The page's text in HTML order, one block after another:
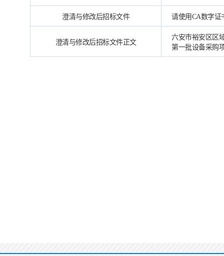
澄清与修改后招标文件 请使用CA数字证
澄清与修改后招标文件正文
六安市裕安区区
第一批设备采购